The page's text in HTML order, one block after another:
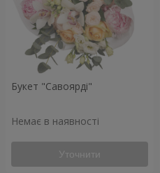
Букет "Савоярді"
Немає в наявності
Уточнити